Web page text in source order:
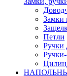
Замки
Петли
Ручки